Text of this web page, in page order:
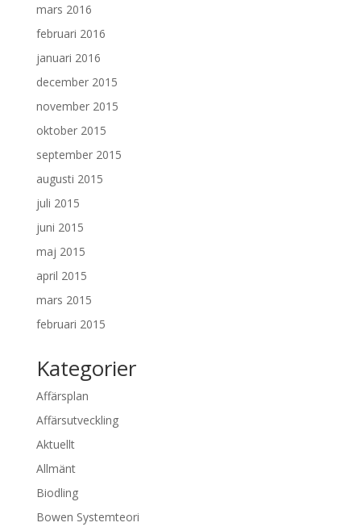
mars 2016
februari 2016
januari 2016
december 2015
november 2015
oktober 2015
september 2015
augusti 2015
juli 2015
juni 2015
maj 2015
april 2015
mars 2015
februari 2015
Kategorier
Affärsplan
Affärsutveckling
Aktuellt
Allmänt
Biodling
Bowen Systemteori